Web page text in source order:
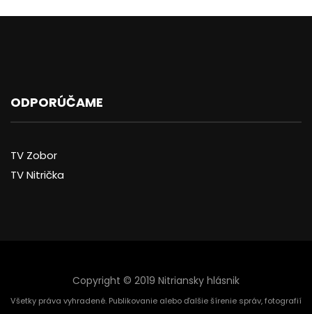
ODPORÚČAME
TV Zobor
TV Nitrička
Copyright © 2019 Nitriansky hlásnik
Všetky práva vyhradené. Publikovanie alebo ďalšie šírenie správ, fotografií